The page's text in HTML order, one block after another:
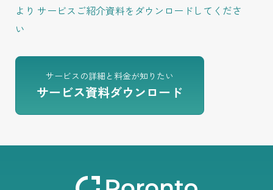
より サービスご紹介資料をダウンロードしてくださ
い
サービスの詳細と料金が知りたい
サービス資料ダウンロード